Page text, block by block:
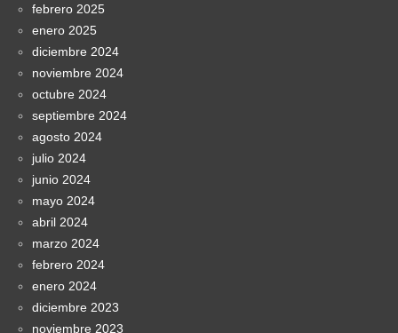
febrero 2025
enero 2025
diciembre 2024
noviembre 2024
octubre 2024
septiembre 2024
agosto 2024
julio 2024
junio 2024
mayo 2024
abril 2024
marzo 2024
febrero 2024
enero 2024
diciembre 2023
noviembre 2023